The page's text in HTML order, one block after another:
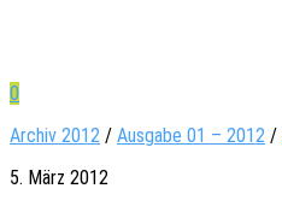
0
Archiv 2012 / Ausgabe 01 – 2012 /
5. März 2012